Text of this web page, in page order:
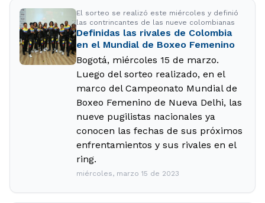
El sorteo se realizó este miércoles y definió
las contrincantes de las nueve colombianas
Definidas las rivales de Colombia
en el Mundial de Boxeo Femenino
Bogotá, miércoles 15 de marzo.
Luego del sorteo realizado, en el
marco del Campeonato Mundial de
Boxeo Femenino de Nueva Delhi, las
nueve pugilistas nacionales ya
conocen las fechas de sus próximos
enfrentamientos y sus rivales en el
ring.
miércoles, marzo 15 de 2023